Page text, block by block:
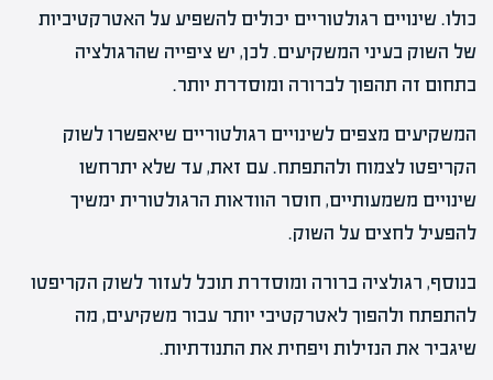
כולו. שינויים רגולטוריים יכולים להשפיע על האטרקטיביות
של השוק בעיני המשקיעים. לכן, יש ציפייה שהרגולציה
בתחום זה תהפוך לברורה ומוסדרת יותר.
המשקיעים מצפים לשינויים רגולטוריים שיאפשרו לשוק
הקריפטו לצמוח ולהתפתח. עם זאת, עד שלא יתרחשו
שינויים משמעותיים, חוסר הוודאות הרגולטורית ימשיך
להפעיל לחצים על השוק.
בנוסף, רגולציה ברורה ומוסדרת תוכל לעזור לשוק הקריפטו
להתפתח ולהפוך לאטרקטיבי יותר עבור משקיעים, מה
שיגביר את הנזילות ויפחית את התנודתיות.